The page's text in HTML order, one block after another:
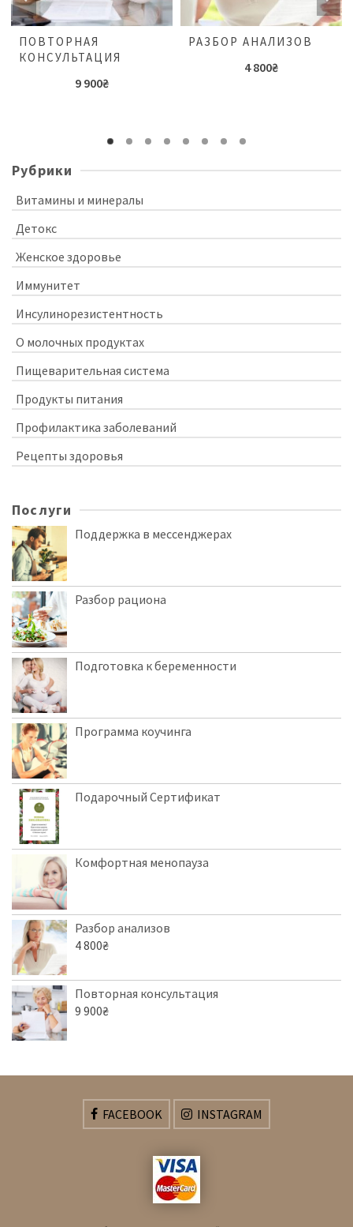
ПОВТОРНАЯ
КОНСУЛЬТАЦИЯ
9 900₴
РАЗБОР АНАЛИЗОВ
4 800₴
Рубрики
Витамины и минералы
Детокс
Женское здоровье
Иммунитет
Инсулинорезистентность
О молочных продуктах
Пищеварительная система
Продукты питания
Профилактика заболеваний
Рецепты здоровья
Послуги
Поддержка в мессенджерах
Разбор рациона
Подготовка к беременности
Программа коучинга
Подарочный Сертификат
Комфортная менопауза
Разбор анализов
4 800₴
Повторная консультация
9 900₴
FACEBOOK INSTAGRAM